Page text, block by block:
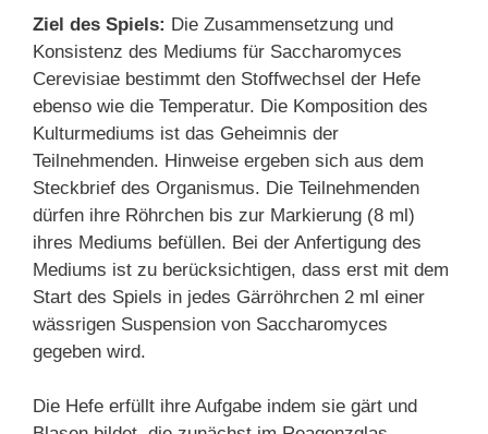
Ziel des Spiels: Die Zusammensetzung und
Konsistenz des Mediums für Saccharomyces
Cerevisiae bestimmt den Stoffwechsel der Hefe
ebenso wie die Temperatur. Die Kompo­sition des
Kulturmediums ist das Geheimnis der
Teilnehmenden. Hinweise ergeben sich aus dem
Steckbrief des Organismus. Die Teilnehmenden
dürfen ihre Röhrchen bis zur Markierung (8 ml)
ihres Mediums befüllen. Bei der Anfertigung des
Mediums ist zu berück­sichtigen, dass erst mit dem
Start des Spiels in jedes Gärröhrchen 2 ml einer
wässrigen Suspension von Saccharomyces
gegeben wird.
Die Hefe erfüllt ihre Aufgabe indem sie gärt und